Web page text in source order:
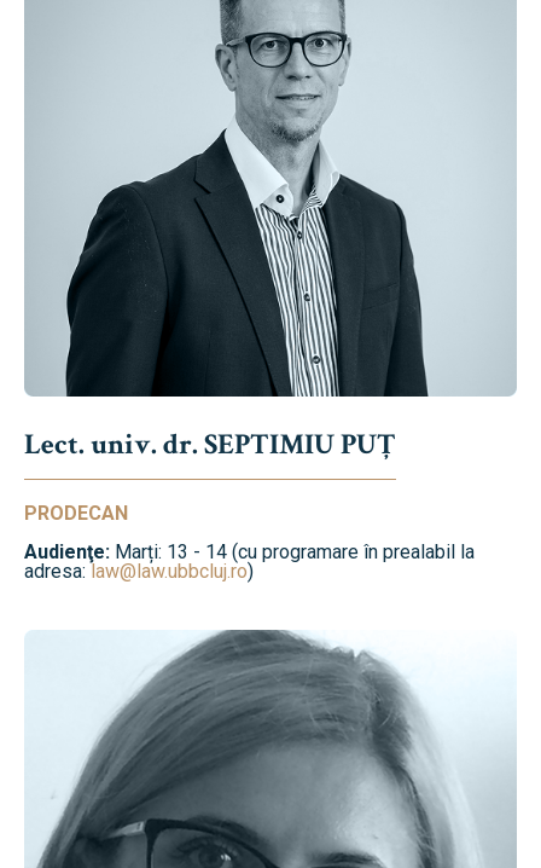
Lect. univ. dr. SEPTIMIU PUȚ
PRODECAN
Audienţe: Marți: 13 - 14 (cu programare în prealabil la
adresa:law@law.ubbcluj.ro)